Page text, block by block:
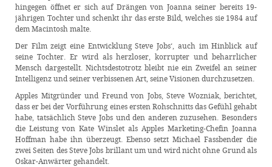
hingegen öffnet er sich auf Drängen von Joanna seiner bereits 19-
jährigen Tochter und schenkt ihr das erste Bild, welches sie 1984 auf
dem Macintosh malte.
Der Film zeigt eine Entwicklung Steve Jobs‘, auch im Hinblick auf
seine Tochter. Er wird als herzloser, korrupter und beharrlicher
Mensch dargestellt. Nichtsdestotrotz bleibt nie ein Zweifel an seiner
Intelligenz und seiner verbissenen Art, seine Visionen durchzusetzen.
Apples Mitgründer und Freund von Jobs, Steve Wozniak, berichtet,
dass er bei der Vorführung eines ersten Rohschnitts das Gefühl gehabt
habe, tatsächlich Steve Jobs und den anderen zuzusehen. Besonders
die Leistung von Kate Winslet als Apples Marketing-Chefin Joanna
Hoffman habe ihn überzeugt. Ebenso setzt Michael Fassbender die
zwei Seiten des Steve Jobs brillant um und wird nicht ohne Grund als
Oskar-Anwärter gehandelt.